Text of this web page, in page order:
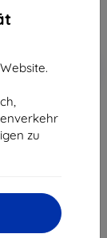
zu
In den
Warenkorb